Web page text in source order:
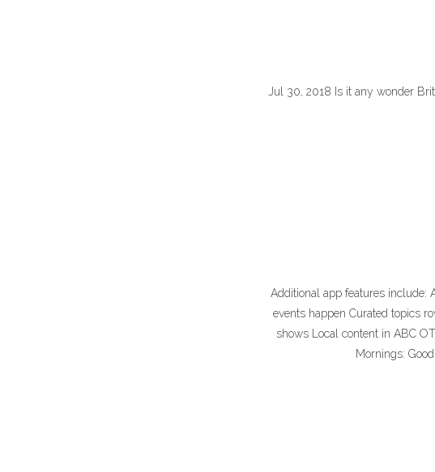
Jul 30, 2018 Is it any wonder
Additional app features include:
events happen Curated topics
shows Local content in ABC
Mornings: